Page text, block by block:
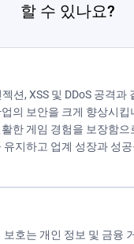
할 수 있나요?
션, XSS 및 DDoS 공격과
의 보안을 크게 향상시킵
한 게임 경험을 보장함으
유지하고 업계 성장과 성
보호는 개인 정보 및 금융